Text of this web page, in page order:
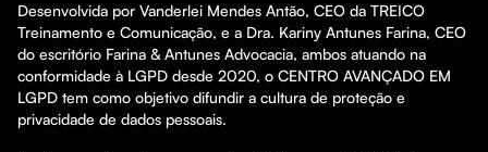
Desenvolvida por Vanderlei Mendes Antão, CEO da TREICO
Treinamento e Comunicação, e a Dra. Kariny Antunes Farina, CEO
do escritório Farina & Antunes Advocacia, ambos atuando na
conformidade à LGPD desde 2020, o CENTRO AVANÇADO EM
LGPD tem como objetivo difundir a cultura de proteção e
privacidade de dados pessoais.